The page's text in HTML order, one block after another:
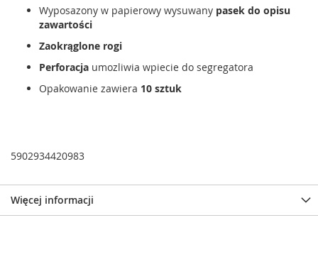
Wyposazony w papierowy wysuwany pasek do opisu
zawartości
Zaokrąglone rogi
Perforacja umozliwia wpiecie do segregatora
Opakowanie zawiera 10 sztuk
5902934420983
Więcej informacji